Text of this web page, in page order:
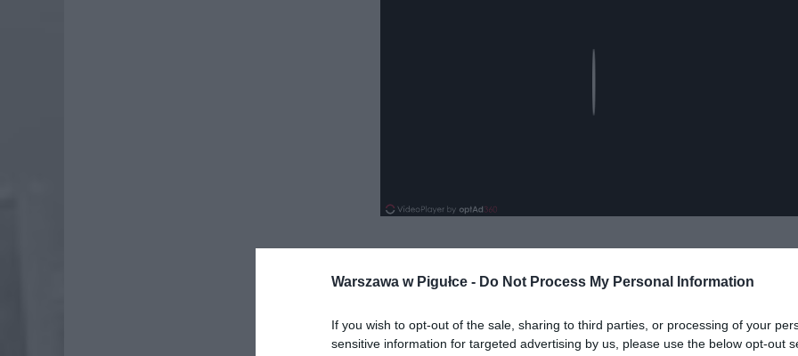
Warszawa w Pigułce - Do Not Process My Personal Information
If you wish to opt-out of the sale, sharing to third parties, or processing of your
sensitive information for targeted advertising by us, please use the below opt-out
Dodaj nas do preferowanych źródeł w Google